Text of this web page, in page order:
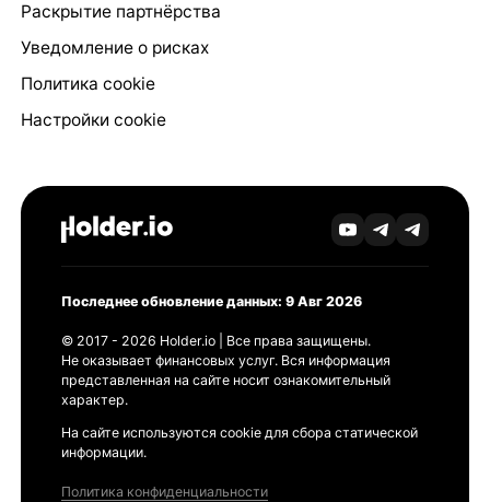
Раскрытие партнёрства
Уведомление о рисках
Политика cookie
Настройки cookie
Последнее обновление данных: 9 Авг 2026
© 2017 - 2026 Holder.io | Все права защищены.
Не оказывает финансовых услуг. Вся информация
представленная на сайте носит ознакомительный
характер.
На сайте используются cookie для сбора статической
информации.
Политика конфиденциальности